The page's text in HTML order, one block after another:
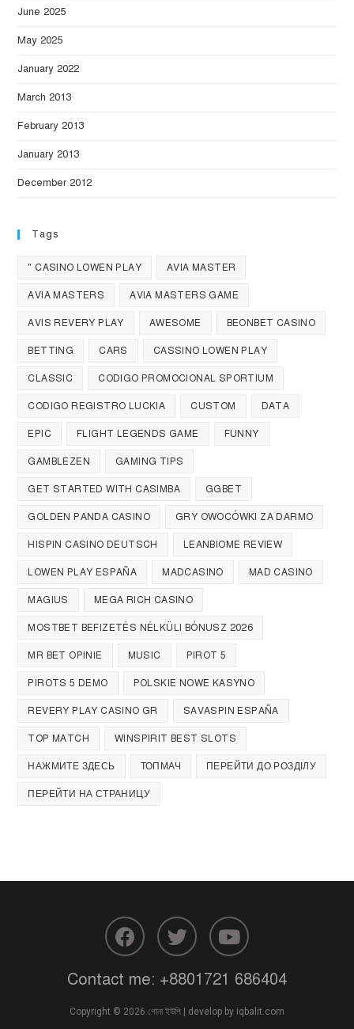
June 2025
May 2025
January 2022
March 2013
February 2013
January 2013
December 2012
Tags
" CASINO LOWEN PLAY AVIA MASTER
AVIA MASTERS AVIA MASTERS GAME
AVIS REVERY PLAY AWESOME BEONBET CASINO
BETTING CARS CASSINO LOWEN PLAY
CLASSIC CODIGO PROMOCIONAL SPORTIUM
CODIGO REGISTRO LUCKIA CUSTOM DATA
EPIC FLIGHT LEGENDS GAME FUNNY
GAMBLEZEN GAMING TIPS
GET STARTED WITH CASIMBA GGBET
GOLDEN PANDA CASINO GRY OWOCÓWKI ZA DARMO
HISPIN CASINO DEUTSCH LEANBIOME REVIEW
LOWEN PLAY ESPAÑA MADCASINO MAD CASINO
MAGIUS MEGA RICH CASINO
MOSTBET BEFIZETÉS NÉLKÜLI BÓNUSZ 2026
MR BET OPINIE MUSIC PIROT 5
PIROTS 5 DEMO POLSKIE NOWE KASYNO
REVERY PLAY CASINO GR SAVASPIN ESPAÑA
TOP MATCH WINSPIRIT BEST SLOTS
НАЖМИТЕ ЗДЕСЬ ТОПМАЧ ПЕРЕЙТИ ДО РОЗДІЛУ
ПЕРЕЙТИ НА СТРАНИЦУ
Contact me: +8801721 686404
Copyright © 2026 গোনা ইউপি | develop by iqbalit.com